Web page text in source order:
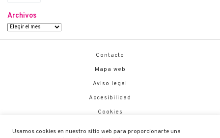
Archivos
Contacto
Mapa web
Aviso legal
Accesibilidad
Cookies
Usamos cookies en nuestro sitio web para proporcionarte una